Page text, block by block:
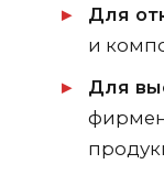
Для
и
Для